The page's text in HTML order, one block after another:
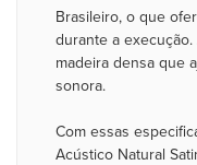
Brasileiro, o que
durante a
madeira densa que
sonora.
Com essas
Acústico Natural